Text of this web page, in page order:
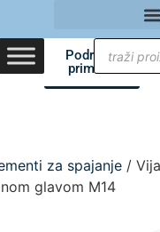
Područja
primene
za spajanje /
glavom M14